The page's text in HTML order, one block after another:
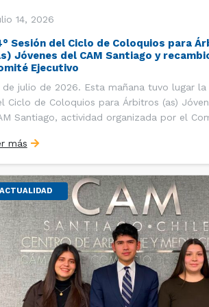
14, 2026
Sesión del Ciclo de Coloquios para
Jóvenes del CAM Santiago y
Ejecutivo
de julio de 2026. Esta mañana tuvo lugar la
Ciclo de Coloquios para Árbitros (as)
Santiago, actividad organizada por el
y Relaciones Internacionales del
de que los integrantes […]
más
ACTUALIDAD